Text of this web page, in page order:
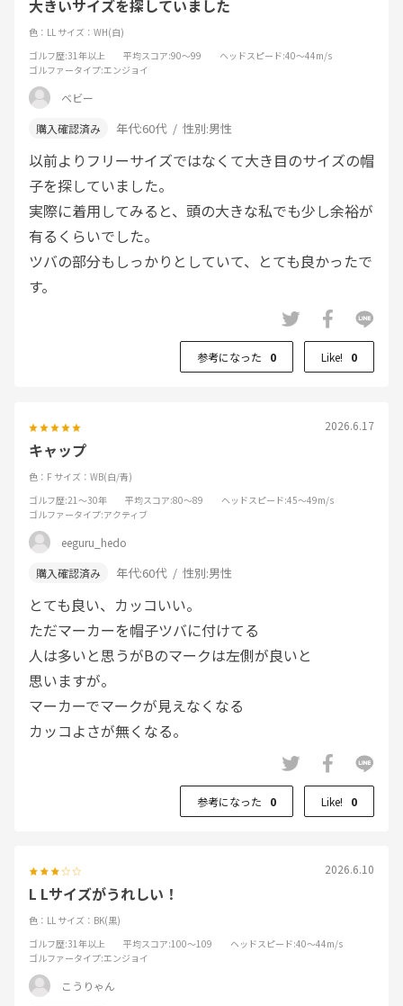
大きいサイズを探していました
色：LL サイズ：WH(白)
ゴルフ歴:31年以上 平均スコア:90～99 ヘッドスピード:40～44m/s
ゴルファータイプ:エンジョイ
ベビー
年代:60代 性別:男性
以前よりフリーサイズではなくて大き目のサイズの帽
子を探していました。
実際に着用してみると、頭の大きな私でも少し余裕が
有るくらいでした。
ツバの部分もしっかりとしていて、とても良かったで
す。
参考になった 0 Like! 0
2026.6.17
キャップ
色：F サイズ：WB(白/青)
ゴルフ歴:21～30年 平均スコア:80～89 ヘッドスピード:45～49m/s
ゴルファータイプ:アクティブ
eeguru_hedo
年代:60代 性別:男性
とても良い、カッコいい。
ただマーカーを帽子ツバに付けてる
人は多いと思うがBのマークは左側が良いと
思いますが。
マーカーでマークが見えなくなる
カッコよさが無くなる。
参考になった 0 Like! 0
2026.6.10
L Lサイズがうれしい！
色：LL サイズ：BK(黒)
ゴルフ歴:31年以上 平均スコア:100～109 ヘッドスピード:40～44m/s
ゴルファータイプ:エンジョイ
こうりゃん